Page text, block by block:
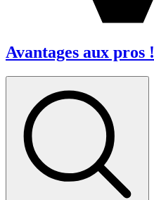
Avantages aux pros !